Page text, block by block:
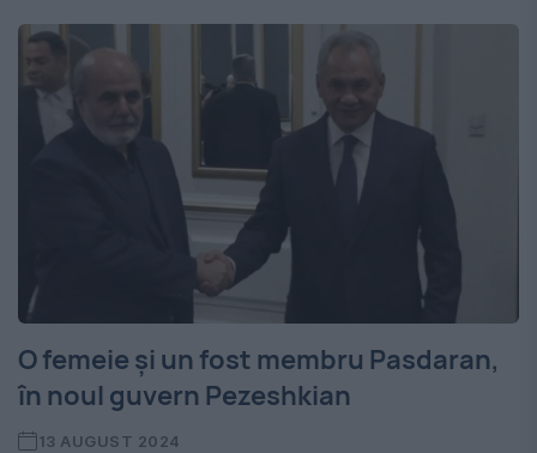
O femeie și un fost membru Pasdaran,
în noul guvern Pezeshkian
13 AUGUST 2024